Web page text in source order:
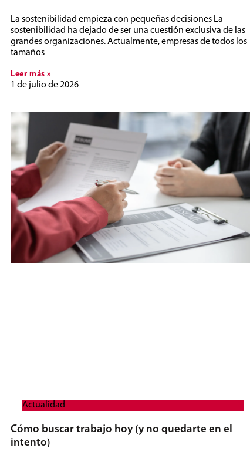
La sostenibilidad empieza con pequeñas decisiones La
sostenibilidad ha dejado de ser una cuestión exclusiva de las
grandes organizaciones. Actualmente, empresas de todos los
tamaños
Leer más »
1 de julio de 2026
Actualidad
Cómo buscar trabajo hoy (y no quedarte en el
intento)